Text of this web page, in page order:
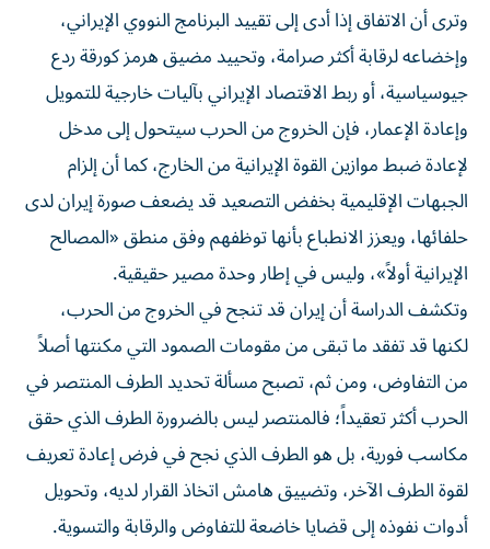
وترى أن الاتفاق إذا أدى إلى تقييد البرنامج النووي الإيراني،
وإخضاعه لرقابة أكثر صرامة، وتحييد مضيق هرمز كورقة ردع
جيوسياسية، أو ربط الاقتصاد الإيراني بآليات خارجية للتمويل
وإعادة الإعمار، فإن الخروج من الحرب سيتحول إلى مدخل
لإعادة ضبط موازين القوة الإيرانية من الخارج، كما أن إلزام
الجبهات الإقليمية بخفض التصعيد قد يضعف صورة إيران لدى
حلفائها، ويعزز الانطباع بأنها توظفهم وفق منطق «المصالح
الإيرانية أولاً»، وليس في إطار وحدة مصير حقيقية.
وتكشف الدراسة أن إيران قد تنجح في الخروج من الحرب،
لكنها قد تفقد ما تبقى من مقومات الصمود التي مكنتها أصلاً
من التفاوض، ومن ثم، تصبح مسألة تحديد الطرف المنتصر في
الحرب أكثر تعقيداً؛ فالمنتصر ليس بالضرورة الطرف الذي حقق
مكاسب فورية، بل هو الطرف الذي نجح في فرض إعادة تعريف
لقوة الطرف الآخر، وتضييق هامش اتخاذ القرار لديه، وتحويل
أدوات نفوذه إلى قضايا خاضعة للتفاوض والرقابة والتسوية.